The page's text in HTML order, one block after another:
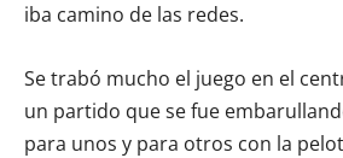
iba camino de las redes.
Se trabó mucho el juego en el
un partido que se fue
para unos y para otros con la